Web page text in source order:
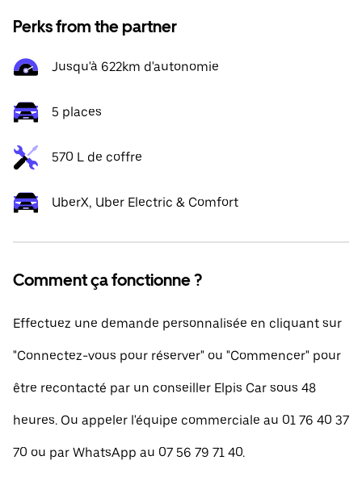
Perks from the partner
Jusqu'à 622km d'autonomie
5 places
570 L de coffre
UberX, Uber Electric & Comfort
Comment ça fonctionne ?
Effectuez une demande personnalisée en cliquant sur
"Connectez-vous pour réserver" ou "Commencer" pour
être recontacté par un conseiller Elpis Car sous 48
heures. Ou appeler l'équipe commerciale au 01 76 40 37
70 ou par WhatsApp au 07 56 79 71 40.